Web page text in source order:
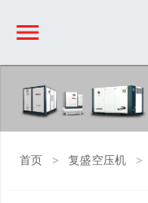
首页 > 复盛空压机 >